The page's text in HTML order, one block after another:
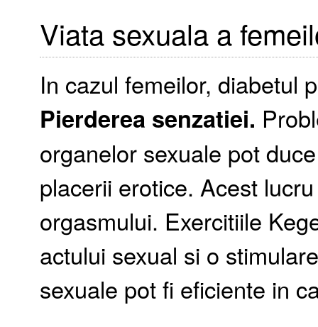
Viata sexuala a
In cazul femeilor, diabetul
Pierderea senzatiei.
organelor sexuale pot
placerii erotice. Acest
orgasmului. Exercitiile
actului sexual si o
sexuale pot fi eficiente in